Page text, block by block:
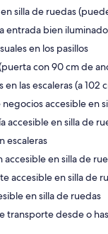
silla de ruedas
entrada bien iluminado
en los pasillos
con 90 cm de
en las escaleras (a 102
accesible en
accesible en silla de
escaleras
accesible en silla de
accesible en silla de
en silla de ruedas
transporte desde o